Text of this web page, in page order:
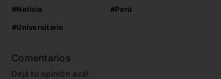
#Noticia #Perú
#Universitario
Comentarios
Dejá tu opinión acá!